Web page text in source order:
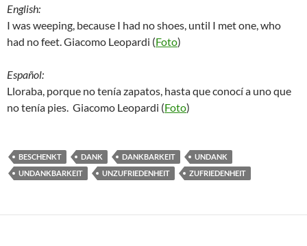
English:
I was weeping, because I had no shoes, until I met one, who
had no feet. Giacomo Leopardi (Foto)
Español:
Lloraba, porque no tenía zapatos, hasta que conocí a uno que
no tenía pies. Giacomo Leopardi (Foto)
BESCHENKT DANK DANKBARKEIT
UNDANK
UNDANKBARKEIT
UNZUFRIEDENHEIT ZUFRIEDENHEIT